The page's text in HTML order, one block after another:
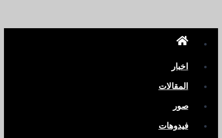
اخبار
المقالات
صور
فيدوهات